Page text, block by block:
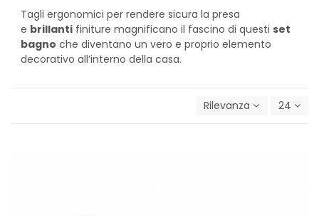
Tagli ergonomici per rendere sicura la presa
e brillanti finiture magnificano il fascino di questi set
bagno che diventano un vero e proprio elemento
decorativo all’interno della casa.
Rilevanza 24